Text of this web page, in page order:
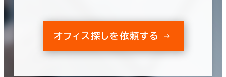
オフィス探しを依頼する